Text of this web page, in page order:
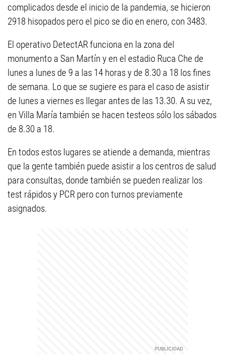
complicados desde el inicio de la pandemia, se hicieron
2918 hisopados pero el pico se dio en enero, con 3483.
El operativo DetectAR funciona en la zona del
monumento a San Martín y en el estadio Ruca Che de
lunes a lunes de 9 a las 14 horas y de 8.30 a 18 los fines
de semana. Lo que se sugiere es para el caso de asistir
de lunes a viernes es llegar antes de las 13.30. A su vez,
en Villa María también se hacen testeos sólo los sábados
de 8.30 a 18.
En todos estos lugares se atiende a demanda, mientras
que la gente también puede asistir a los centros de salud
para consultas, donde también se pueden realizar los
test rápidos y PCR pero con turnos previamente
asignados.